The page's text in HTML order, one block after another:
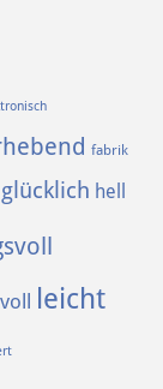
fabrik
glücklich hell
leicht